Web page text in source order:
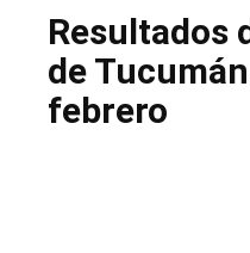
Resultados
de
febrero